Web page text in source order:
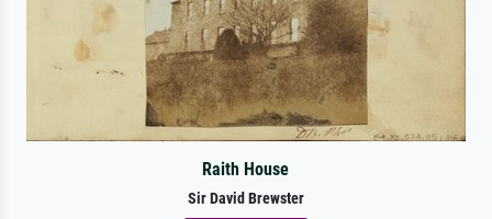
Raith House
Sir David Brewster